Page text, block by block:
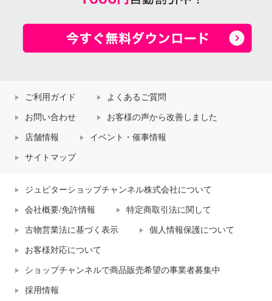
ご利用ガイド よくあるご質問
お問い合わせ お客様の声から改善しました
店舗情報 イベント・催事情報
サイトマップ
ジュピターショップチャンネル株式会社について
会社概要/免許情報 特定商取引法に関して
古物営業法に基づく表示 個人情報保護について
お客様対応について
ショップチャンネルで商品販売希望の事業者募集中
採用情報